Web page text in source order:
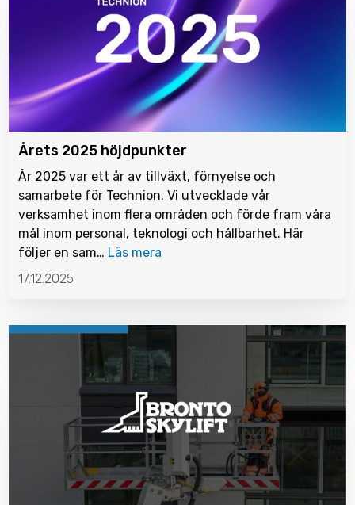
Årets 2025 höjdpunkter
År 2025 var ett år av tillväxt, förnyelse och
samarbete för Technion. Vi utvecklade vår
verksamhet inom flera områden och förde fram våra
mål inom personal, teknologi och hållbarhet. Här
följer en sam… Läs mera
17.12.2025